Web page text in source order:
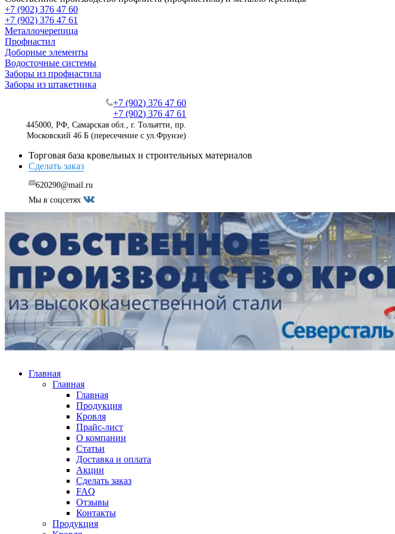
+7 (902) 376 47 60
+7 (902) 376 47 61
Металлочерепица
Профнастил
Доборные элементы
Водосточные системы
Заборы из профнастила
Заборы из штакетника
+7 (902) 376 47 60
+7 (902) 376 47 61
445000, РФ, Самарская обл., г. Тольятти, пр.
Московский 46 Б (пересечение с ул.Фрунзе)
Торговая база кровельных и строительных материалов
Сделать заказ
620290@mail.ru
Мы в соцсетях
Главная
Главная
Главная
Продукция
Кровля
Прайс-лист
О компании
Статьи
Доставка и оплата
Акции
Сделать заказ
FAQ
Отзывы
Контакты
Продукция